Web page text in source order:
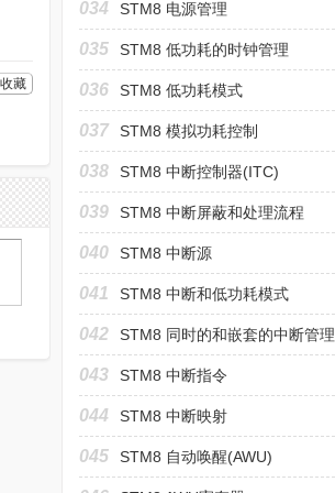
收藏
034 STM8 电源管理
035 STM8 低功耗的时钟管理
036 STM8 低功耗模式
037 STM8 模拟功耗控制
038 STM8 中断控制器(ITC)
039 STM8 中断屏蔽和处理流程
040 STM8 中断源
041 STM8 中断和低功耗模式
042 STM8 同时的和嵌套的中断管理
043 STM8 中断指令
044 STM8 中断映射
045 STM8 自动唤醒(AWU)